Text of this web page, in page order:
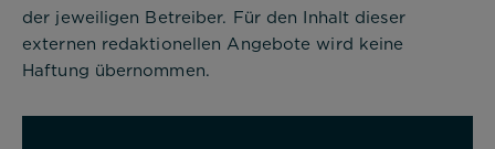
der jeweiligen Betreiber. Für den Inhalt dieser
externen redaktionellen Angebote wird keine
Haftung übernommen.